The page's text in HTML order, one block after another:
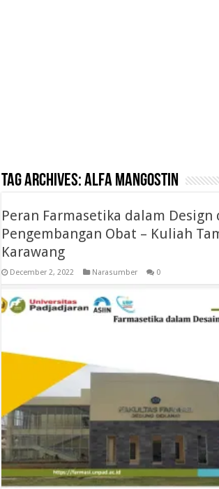
Tag Archives:alfa mangostin
Peran Farmasetika dalam Design
Pengembangan Obat – Kuliah
Karawang
December 2, 2022 Narasumber 0